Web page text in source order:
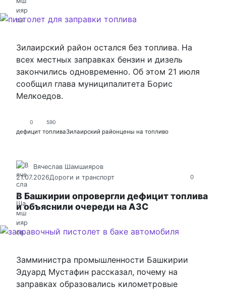
Зилаирский район остался без топлива. На
всех местных заправках бензин и дизель
закончились одновременно. Об этом 21 июля
сообщил глава муниципалитета Борис
Мелкоедов.
0 590
дефицит топливаЗилаирский районцены на топливо
0
Вячеслав Шамшияров
21.07.2026Дороги и транспорт
В Башкирии опровергли дефицит топлива
и объяснили очереди на АЗС
Замминистра промышленности Башкирии
Эдуард Мустафин рассказал, почему на
заправках образовались километровые